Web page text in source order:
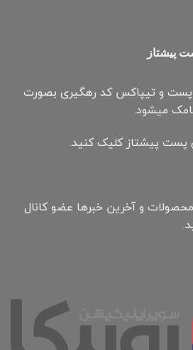
پیشتاز
پست و تیپاکس کد رهگیری بصورت
میشود.
پست پیشتاز کلیک کنید.
محصولات و آخرین خبرها عضو کانال